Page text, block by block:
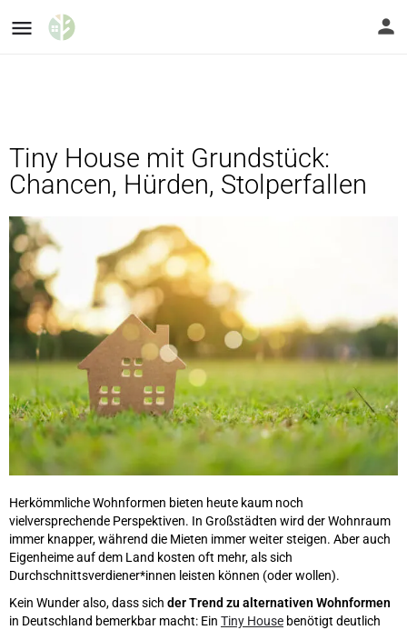
Tiny House mit Grundstück:
Chancen, Hürden, Stolperfallen
Herkömmliche Wohnformen bieten heute kaum noch
vielversprechende Perspektiven. In Großstädten wird der Wohnraum
immer knapper, während die Mieten immer weiter steigen. Aber auch
Eigenheime auf dem Land kosten oft mehr, als sich
Durchschnittsverdiener*innen leisten können (oder wollen).
Kein Wunder also, dass sich der Trend zu alternativen Wohnformen
in Deutschland bemerkbar macht: Ein Tiny House benötigt deutlich